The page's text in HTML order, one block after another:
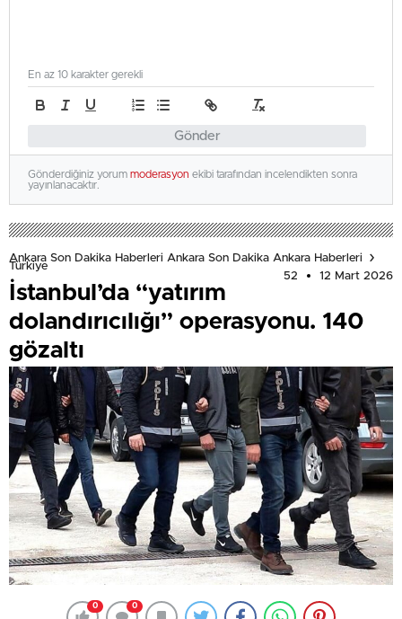
Gönder
En az 10 karakter gerekli
Gönderdiğiniz yorum moderasyon ekibi tarafından incelendikten sonra
yayınlanacaktır.
Ankara Son Dakika Haberleri Ankara Son Dakika Ankara Haberleri
Türkiye
52
12 Mart 2026
İstanbul’da “yatırım
dolandırıcılığı” operasyonu. 140
gözaltı
0 0